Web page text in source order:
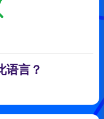
语言？